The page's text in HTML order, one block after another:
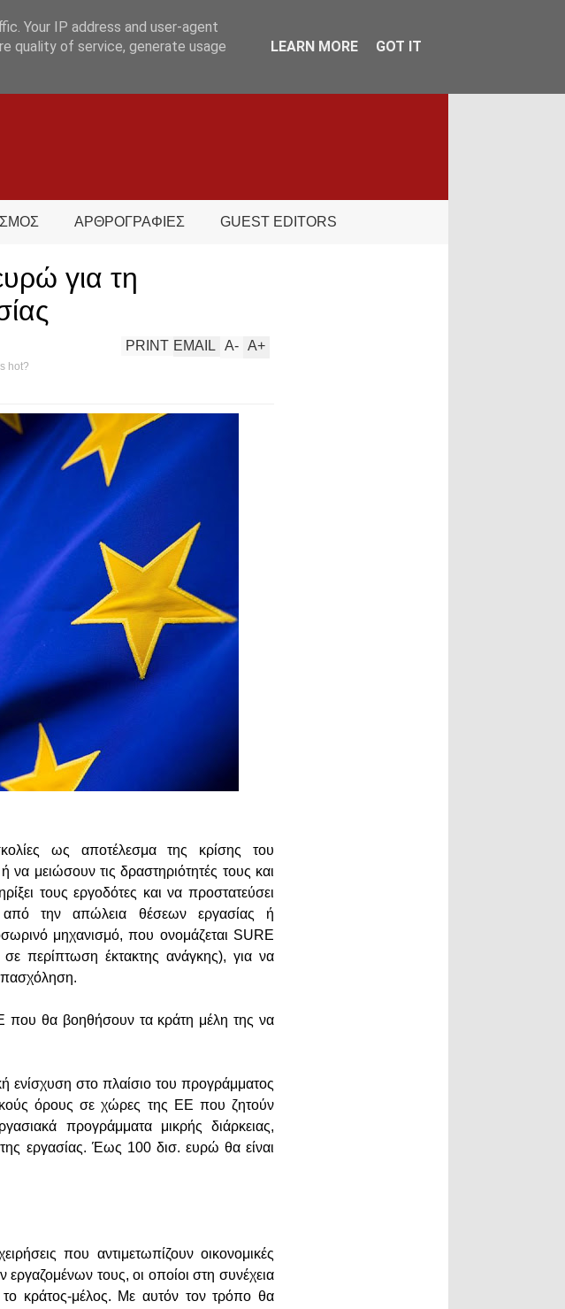
ΑΡΘΡΟΓΡΑΦΙΕΣ GUEST EDITORS
για τη
hot?
A+
A-
EMAIL
PRINT
ως αποτέλεσμα της κρίσης του
να μειώσουν τις δραστηριότητές τους και
τους εργοδότες και να προστατεύσει
από την απώλεια θέσεων εργασίας ή
μηχανισμό, που ονομάζεται SURE
περίπτωση έκτακτης ανάγκης), για να
που θα βοηθήσουν τα κράτη μέλη της να
ενίσχυση στο πλαίσιο του προγράμματος
όρους σε χώρες της ΕΕ που ζητούν
προγράμματα μικρής διάρκειας,
εργασίας. Έως 100 δισ. ευρώ θα είναι
που αντιμετωπίζουν οικονομικές
τους, οι οποίοι στη συνέχεια
κράτος-μέλος. Με αυτόν τον τρόπο θα
Your IP address and user-agent
quality of service, generate usage
LEARN MORE GOT IT